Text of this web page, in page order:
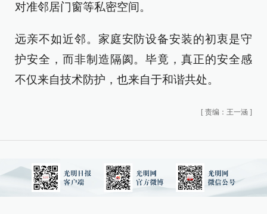
对准邻居门窗等私密空间。
远亲不如近邻。家庭安防设备安装的初衷是守
护安全，而非制造隔阂。毕竟，真正的安全感
不仅来自技术防护，也来自于和谐共处。
[ 责编：王一涵 ]